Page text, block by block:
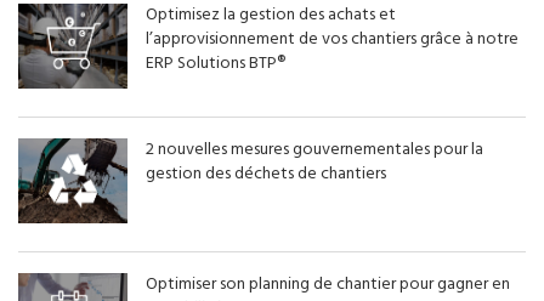
Optimisez la gestion des achats et
l’approvisionnement de vos chantiers grâce à notre
ERP Solutions BTP®
2 nouvelles mesures gouvernementales pour la
gestion des déchets de chantiers
Optimiser son planning de chantier pour gagner en